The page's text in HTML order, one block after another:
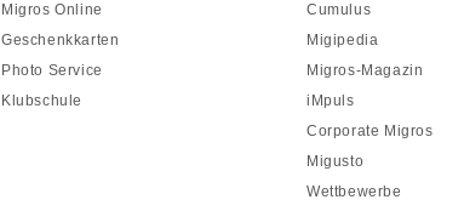
Migros Online
Geschenkkarten
Photo Service
Klubschule
Cumulus
Migipedia
Migros-Magazin
iMpuls
Corporate Migros
Migusto
Wettbewerbe